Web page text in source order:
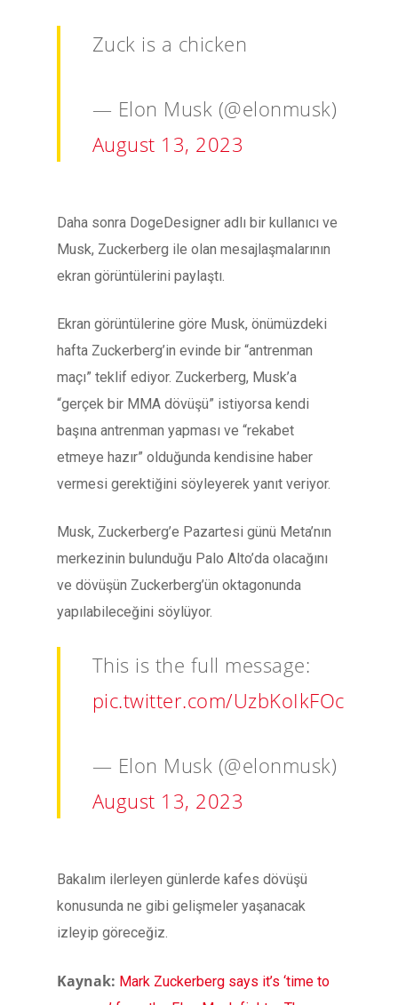
Zuck is a chicken
— Elon Musk (@elonmusk)
August 13, 2023
Daha sonra DogeDesigner adlı bir kullanıcı ve
Musk, Zuckerberg ile olan mesajlaşmalarının
ekran görüntülerini paylaştı.
Ekran görüntülerine göre Musk, önümüzdeki
hafta Zuckerberg’in evinde bir “antrenman
maçı” teklif ediyor. Zuckerberg, Musk’a
“gerçek bir MMA dövüşü” istiyorsa kendi
başına antrenman yapması ve “rekabet
etmeye hazır” olduğunda kendisine haber
vermesi gerektiğini söyleyerek yanıt veriyor.
Musk, Zuckerberg’e Pazartesi günü Meta’nın
merkezinin bulunduğu Palo Alto’da olacağını
ve dövüşün Zuckerberg’ün oktagonunda
yapılabileceğini söylüyor.
This is the full message:
pic.twitter.com/UzbKoIkFOc
— Elon Musk (@elonmusk)
August 13, 2023
Bakalım ilerleyen günlerde kafes dövüşü
konusunda ne gibi gelişmeler yaşanacak
izleyip göreceğiz.
Kaynak: Mark Zuckerberg says it’s ‘time to